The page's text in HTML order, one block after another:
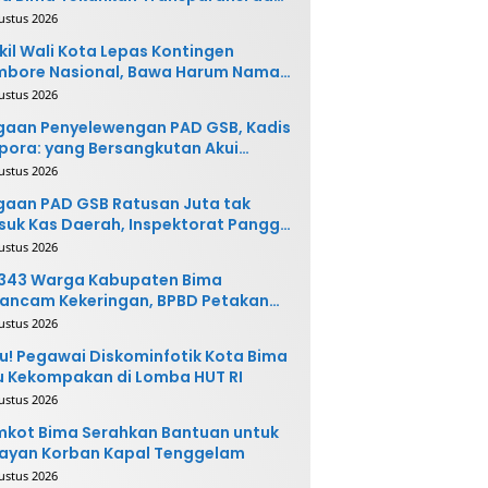
2026
Wali Kota Lepas Kontingen
Nasional, Bawa Harum Nama
Bima
2026
Penyelewengan PAD GSB, Kadis
yang Bersangkutan Akui
dan Siap
2026
PAD GSB Ratusan Juta tak
Kas Daerah, Inspektorat Panggil
Terkait
2026
Warga Kabupaten Bima
Kekeringan, BPBD Petakan
Rawan
2026
Pegawai Diskominfotik Kota Bima
Kekompakan di Lomba HUT RI
2026
Bima Serahkan Bantuan untuk
Korban Kapal Tenggelam
2026